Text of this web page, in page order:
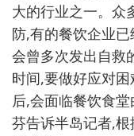
大的行业之一。众
防,有的餐饮企业
会曾多次发出自救
时间,要做好应对
后,会面临餐饮食
芬告诉半岛记者,